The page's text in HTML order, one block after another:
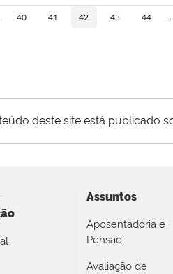
40 41 42 43 44
deste site está publicado
Assuntos
Aposentadoria e
Pensão
Avaliação de